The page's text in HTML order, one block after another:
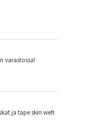
varastossa!
ja tape skin weft